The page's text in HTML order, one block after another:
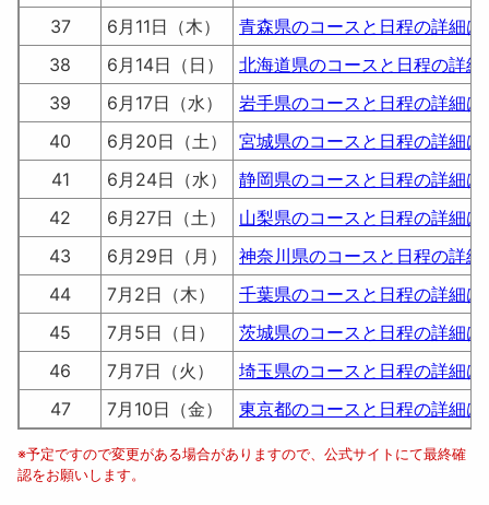
37
6月11日（木）
青森県のコースと日程の詳細は
38
6月14日（日）
北海道県のコースと日程の詳細
39
6月17日（水）
岩手県のコースと日程の詳細は
40
6月20日（土）
宮城県のコースと日程の詳細は
41
6月24日（水）
静岡県のコースと日程の詳細は
42
6月27日（土）
山梨県のコースと日程の詳細は
43
6月29日（月）
神奈川県のコースと日程の詳細
44
7月2日（木）
千葉県のコースと日程の詳細は
45
7月5日（日）
茨城県のコースと日程の詳細は
46
7月7日（火）
埼玉県のコースと日程の詳細は
47
7月10日（金） 東京都のコースと日程の詳細は
※予定ですので変更がある場合がありますので、公式サイトにて最終確
認をお願いします。